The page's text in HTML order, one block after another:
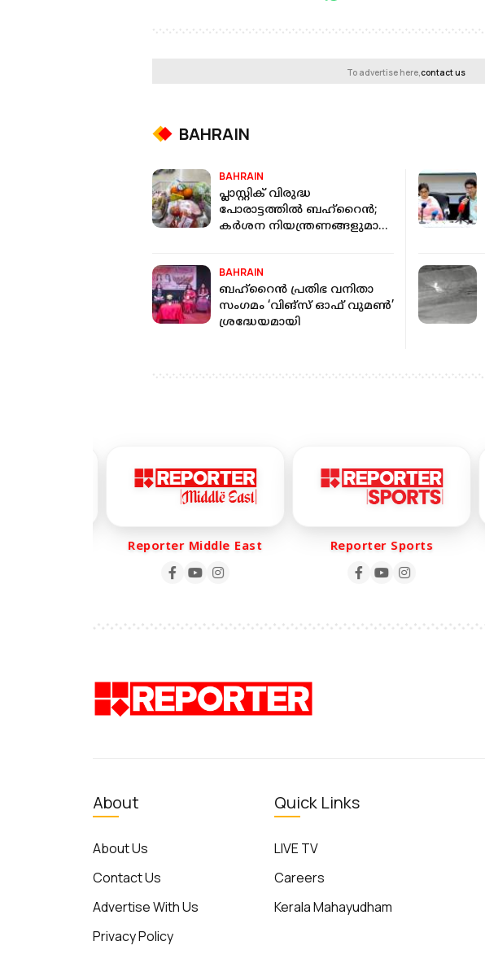
To advertise here,contact us
BAHRAIN
BAHRAIN
പ്ലാസ്റ്റിക് വിരുദ്ധ
പോരാട്ടത്തിൽ ബഹ്റൈൻ;
കർശന നിയന്ത്രണങ്ങളുമായി
BAHRAIN
ബഹ്‌റൈൻ പ്രതിഭ വനിതാ
സംഗമം ‘വിങ്സ് ഓഫ് വുമൺ’
ശ്രദ്ധേയമായി
Reporter Middle East Reporter Sports
About
About Us
Contact Us
Advertise With Us
Privacy Policy
Quick Links
LIVE TV
Careers
Kerala Mahayudham